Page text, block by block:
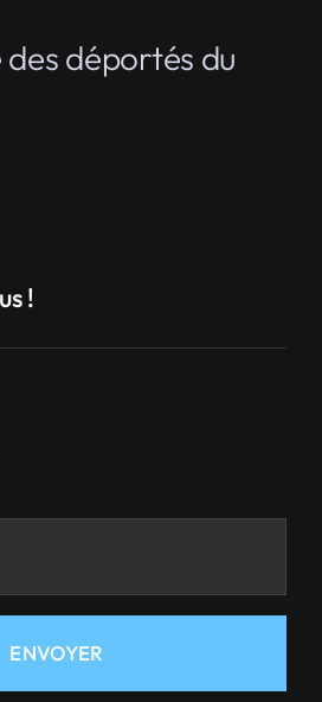
déportés du
!
ENVOYER